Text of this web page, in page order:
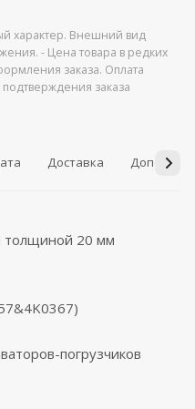
характер. Внешний вид
- Цена товара в редких
заказа. Оплата
подтверждения заказа
Доставка
толщиной 20 мм
погрузчиков